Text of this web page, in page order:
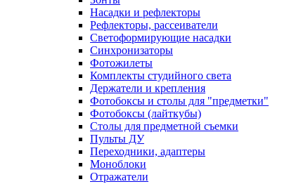
Насадки и рефлекторы
Рефлекторы, рассеиватели
Светоформирующие насадки
Синхронизаторы
Фотожилеты
Комплекты студийного света
Держатели и крепления
Фотобоксы и столы для "предметки"
Фотобоксы (лайткубы)
Столы для предметной съемки
Пульты ДУ
Переходники, адаптеры
Моноблоки
Отражатели